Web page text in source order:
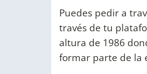
Puedes pedir a
través de tu
altura de 1986
formar parte de la